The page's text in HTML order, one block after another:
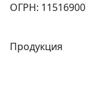
ОГРН:
Продукция